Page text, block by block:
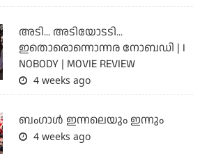
അടി... അടിയോടടി...
ഇതൊരൊന്നൊന്നര നോബഡി | I
NOBODY | MOVIE REVIEW
4 weeks ago
ബംഗാള്‍ ഇന്നലെയും ഇന്നും
4 weeks ago